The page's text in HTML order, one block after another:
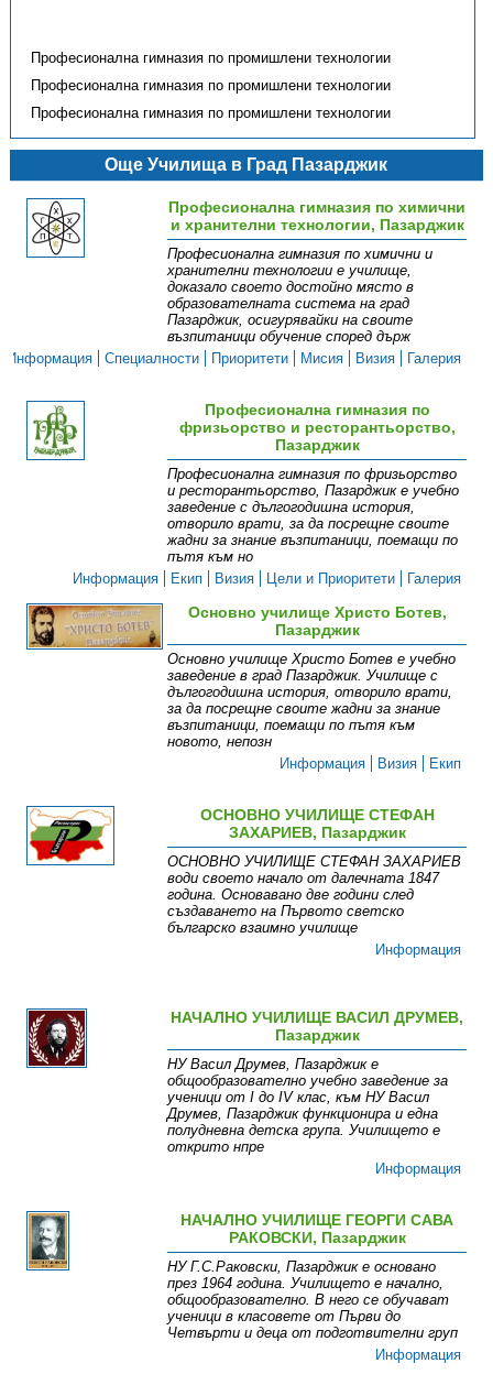
Професионална гимназия по промишлени технологии
Професионална гимназия по промишлени технологии
Професионална гимназия по промишлени технологии
Още Училища в Град Пазарджик
Професионална гимназия по химични
и хранителни технологии, Пазарджик
Професионална гимназия по химични и
хранителни технологии е училище,
доказало своето достойно място в
образователната система на град
Пазарджик, осигурявайки на своите
възпитаници обучение според държ
Информация
Специалности Приоритети Мисия Визия Галерия
Професионална гимназия по
фризьорство и ресторантьорство,
Пазарджик
Професионална гимназия по фризьорство
и ресторантьорство, Пазарджик е учебно
заведение с дългогодишна история,
отворило врати, за да посрещне своите
жадни за знание възпитаници, поемащи по
пътя към но
Информация
Екип Визия Цели и Приоритети Галерия
Основно училище Христо Ботев,
Пазарджик
Основно училище Христо Ботев е учебно
заведение в град Пазарджик. Училище с
дългогодишна история, отворило врати,
за да посрещне своите жадни за знание
възпитаници, поемащи по пътя към
новото, непозн
Информация
Визия Екип
ОСНОВНО УЧИЛИЩЕ СТЕФАН
ЗАХАРИЕВ, Пазарджик
ОСНОВНО УЧИЛИЩЕ СТЕФАН ЗАХАРИЕВ
води своето начало от далечната 1847
година. Основавано две години след
създаването на Първото светско
българско взаимно училище
Информация
НАЧАЛНО УЧИЛИЩЕ ВАСИЛ ДРУМЕВ,
Пазарджик
НУ Васил Друмев, Пазарджик е
общообразователно учебно заведение за
ученици от I до IV клас, към НУ Васил
Друмев, Пазарджик функционира и една
полудневна детска група. Училището е
открито нпре
Информация
НАЧАЛНО УЧИЛИЩЕ ГЕОРГИ САВА
РАКОВСКИ, Пазарджик
НУ Г.С.Раковски, Пазарджик е основано
през 1964 година. Училището е начално,
общообразователно. В него се обучават
ученици в класовете от Първи до
Четвърти и деца от подготвителни груп
Информация